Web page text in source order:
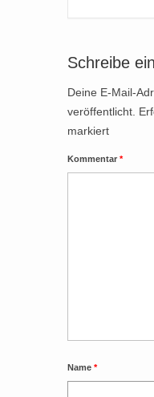
Schreibe
Deine E-Mail-
veröffentlicht.
markiert
Kommentar *
Name *